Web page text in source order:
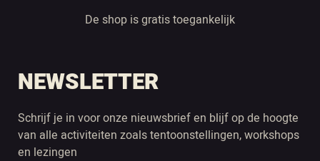
De shop is gratis toegankelijk
NEWSLETTER
Schrijf je in voor onze nieuwsbrief en blijf op de hoogte
van alle activiteiten zoals tentoonstellingen, workshops
en lezingen